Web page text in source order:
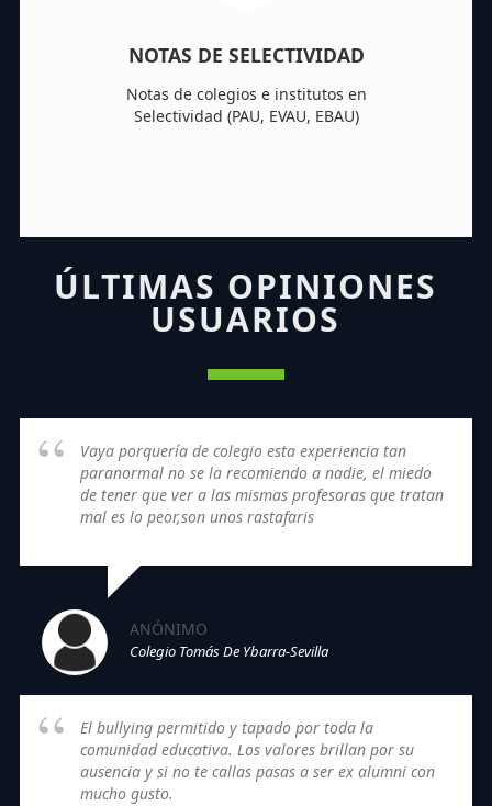
NOTAS DE SELECTIVIDAD
Notas de colegios e institutos en
Selectividad (PAU, EVAU, EBAU)
ÚLTIMAS OPINIONES
USUARIOS
Vaya porquería de colegio esta experiencia tan
paranormal no se la recomiendo a nadie, el miedo
de tener que ver a las mismas profesoras que tratan
mal es lo peor,son unos rastafaris
ANÓNIMO
Colegio Tomás De Ybarra-Sevilla
El bullying permitido y tapado por toda la
comunidad educativa. Los valores brillan por su
ausencia y si no te callas pasas a ser ex alumni con
mucho gusto.